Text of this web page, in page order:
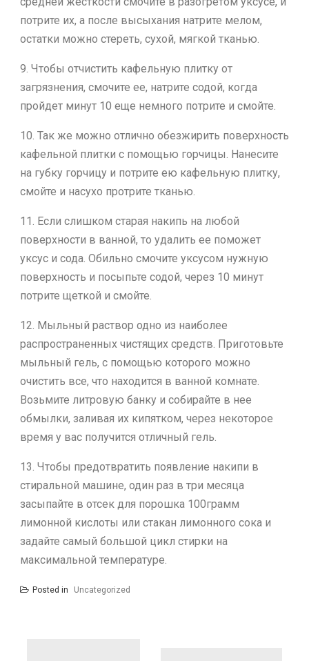
потрите их, а после высыхания натрите мелом,
остатки можно стереть, сухой, мягкой тканью.
9. Чтобы отчистить кафельную плитку от
загрязнения, смочите ее, натрите содой, когда
пройдет минут 10 еще немного потрите и смойте.
10. Так же можно отлично обезжирить поверхность
кафельной плитки с помощью горчицы. Нанесите
на губку горчицу и потрите ею кафельную плитку,
смойте и насухо протрите тканью.
11. Если слишком старая накипь на любой
поверхности в ванной, то удалить ее поможет
уксус и сода. Обильно смочите уксусом нужную
поверхность и посыпьте содой, через 10 минут
потрите щеткой и смойте.
12. Мыльный раствор одно из наиболее
распространенных чистящих средств. Приготовьте
мыльный гель, с помощью которого можно
очистить все, что находится в ванной комнате.
Возьмите литровую банку и собирайте в нее
обмылки, заливая их кипятком, через некоторое
время у вас получится отличный гель.
13. Чтобы предотвратить появление накипи в
стиральной машине, один раз в три месяца
засыпайте в отсек для порошка 100грамм
лимонной кислоты или стакан лимонного сока и
задайте самый большой цикл стирки на
максимальной температуре.
Posted in Uncategorized